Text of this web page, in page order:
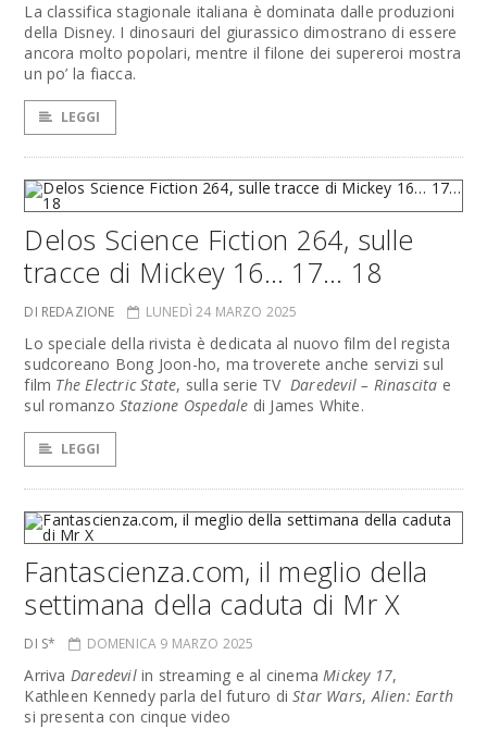
La classifica stagionale italiana è dominata dalle produzioni
della Disney. I dinosauri del giurassico dimostrano di essere
ancora molto popolari, mentre il filone dei supereroi mostra
un po’ la fiacca.
LEGGI
Delos Science Fiction 264, sulle
tracce di Mickey 16… 17… 18
DI REDAZIONE LUNEDÌ 24 MARZO 2025
Lo speciale della rivista è dedicata al nuovo film del regista
sudcoreano Bong Joon-ho, ma troverete anche servizi sul
film The Electric State, sulla serie TVDaredevil – Rinascita e
sul romanzo Stazione Ospedale di James White.
LEGGI
Fantascienza.com, il meglio della
settimana della caduta di Mr X
DI S* DOMENICA 9 MARZO 2025
Arriva Daredevilin streaming e al cinemaMickey 17,
Kathleen Kennedy parla del futuro diStar Wars,Alien: Earth
si presenta con cinque video